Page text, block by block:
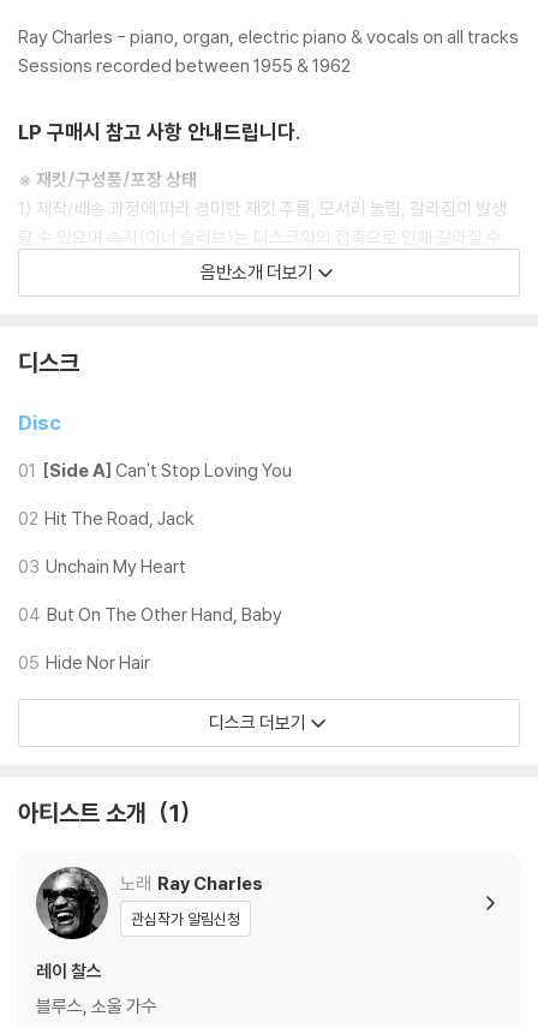
Ray Charles - piano, organ, electric piano & vocals on all tracks
Sessions recorded between 1955 & 1962
LP 구매시 참고 사항 안내드립니다.
※ 재킷/구성품/포장 상태
1) 제작/배송 과정에 따라 경미한 재킷 주름, 모서리 눌림, 갈라짐이 발생
할 수 있으며 속지(이너 슬리브)는 디스크와의 접촉으로 인해 갈라질 수
외관상 불량 확인되는 상품을 개봉 시엔 반품/교환 처리 불가합니다.
닐은 품질보증대상이 아닙니다.
3) 일본 제작 LP는 대부분 겉비닐이 밀봉되어 있지 않습니다.
4) 디지털 다운로드 코드는 본사에서 공지 없이 증정 종료될 수 있습니다.
※ 재생 불량
모델) 다이내믹 사운드의 편차가 큰 트랙을 재생할 때 이상 현상이 발생할
수 있습니다.
기기 문제로 인해 발생하는 재생 불량 현상에 대해서는 반품/교환이 불가
하니 침압 조절이 가능한 기기에서 재생하실 것을 권유 드립니다.
다. 전용 제품으로 이를 제거하면 대부분 해결됩니다.
3) 바늘에 먼지가 쌓이는 경우에도 재생이 원활하지 않을 수 있습니다.
렁거리거나 휘어지는 경우가 있습니다.
가능합니다.
2) 재생 음역의 왜곡을 최소화 하고 반복 재생시에도 최대한 일관되게 유
지되도록 디스크 센터 홀 구경이 작게 제작되는 경우가 있습니다. 턴테이
블 스핀들에 맞지 않는 경우에는 전용 제품 등을 이용하여 센터 홀을 조정
하시면 해결됩니다.
3) 디스크에 미세한 잔 흠집이 남아있거나 인쇄 면이 깨끗하지 않은 경우
음반소개 더보기
디스크
Disc
01 [Side A] Can't Stop Loving You
02 Hit The Road, Jack
03 Unchain My Heart
04 But On The Other Hand, Baby
05 Hide Nor Hair
디스크 더보기
아티스트 소개 1
노래 Ray Charles
관심작가 알림신청
레이 찰스
블루스, 소울 가수